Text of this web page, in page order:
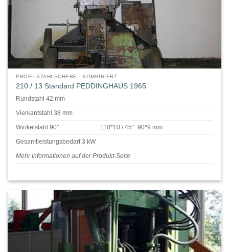
PROFILSTAHLSCHERE - KOMBINIERT
210 / 13 Standard PEDDINGHAUS 1965
Rundstahl 42 mm
Vierkantstahl 38 mm
Winkelstahl 90°
110*10 / 45°: 90*9 mm
Gesamtleistungsbedarf 3 kW
Mehr Informationen auf der Produkt-Seite